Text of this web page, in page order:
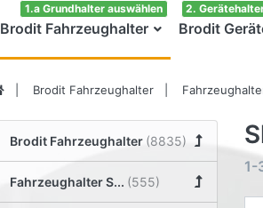
Brodit Fahrzeughalter
1.a Grundhalter auswählen
Brodit
2.
Brodit Fahrzeughalter
Brodit Fahrzeughalter
Fahrzeughalter S...
1-